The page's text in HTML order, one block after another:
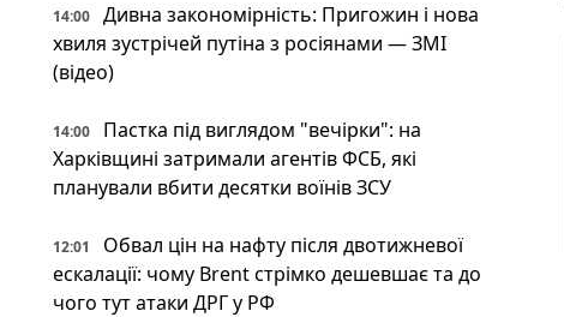
14:00
Дивна закономірність: Пригожин і нова
хвиля зустрічей путіна з росіянами — ЗМІ
(відео)
14:00
Пастка під виглядом "вечірки": на
Харківщині затримали агентів ФСБ, які
планували вбити десятки воїнів ЗСУ
12:01
Обвал цін на нафту після двотижневої
ескалації: чому Brent стрімко дешевшає та до
чого тут атаки ДРГ у РФ